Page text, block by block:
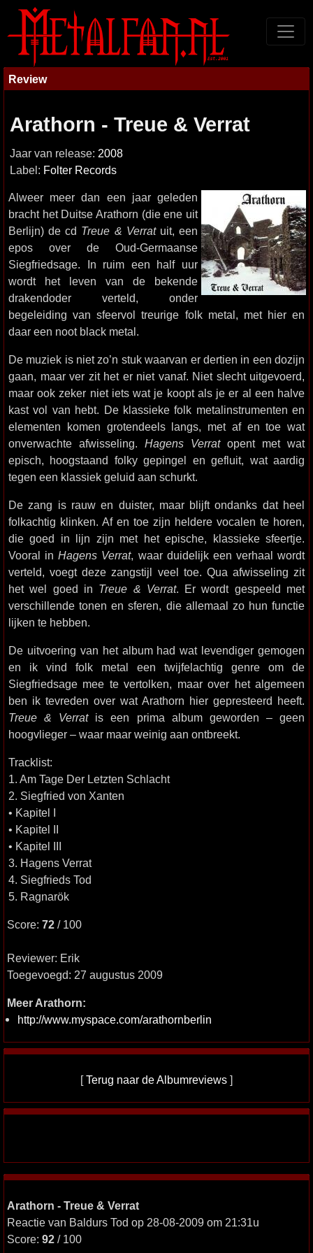
Review
Arathorn - Treue & Verrat
Jaar van release: 2008
Label: Folter Records
Alweer meer dan een jaar geleden
bracht het Duitse Arathorn (die ene uit
Berlijn) de cd Treue & Verratuit, een
epos over de Oud-Germaanse
Siegfriedsage. In ruim een half uur
wordt het leven van de bekende
drakendoder verteld, onder
begeleiding van sfeervol treurige folk metal, met hier en
daar een noot black metal.
De muziek is niet zo’n stuk waarvan er dertien in een dozijn
gaan, maar ver zit het er niet vanaf. Niet slecht uitgevoerd,
maar ook zeker niet iets wat je koopt als je er al een halve
kast vol van hebt. De klassieke folk metalinstrumenten en
elementen komen grotendeels langs, met af en toe wat
onverwachte afwisseling. Hagens Verratopent met wat
episch, hoogstaand folky gepingel en gefluit, wat aardig
tegen een klassiek geluid aan schurkt.
De zang is rauw en duister, maar blijft ondanks dat heel
folkachtig klinken. Af en toe zijn heldere vocalen te horen,
die goed in lijn zijn met het epische, klassieke sfeertje.
Vooral inHagens Verrat, waar duidelijk een verhaal wordt
verteld, voegt deze zangstijl veel toe. Qua afwisseling zit
het wel goed in Treue & Verrat. Er wordt gespeeld met
verschillende tonen en sferen, die allemaal zo hun functie
lijken te hebben.
De uitvoering van het album had wat levendiger gemogen
en ik vind folk metal een twijfelachtig genre om de
Siegfriedsage mee te vertolken, maar over het algemeen
ben ik tevreden over wat Arathorn hier gepresteerd heeft.
Treue & Verratis een prima album geworden – geen
hoogvlieger – waar maar weinig aan ontbreekt.
Tracklist:
1. Am Tage Der Letzten Schlacht
2. Siegfried von Xanten
• Kapitel I
• Kapitel II
• Kapitel III
3. Hagens Verrat
4. Siegfrieds Tod
5. Ragnarök
Score: 72 / 100
Reviewer: Erik
Toegevoegd: 27 augustus 2009
Meer Arathorn:
http://www.myspace.com/arathornberlin
[Terug naar de Albumreviews ]
Arathorn - Treue & Verrat
Reactie van Baldurs Tod op 28-08-2009 om 21:31u
Score: 92 / 100